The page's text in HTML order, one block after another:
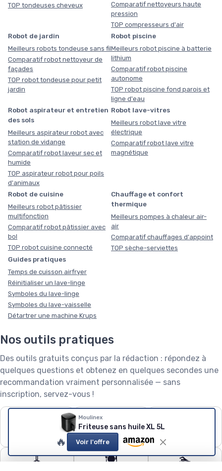
Moulinex
Friteuse sans huile XL 5L
🔥 Voir l'offre
TOP tondeuses cheveux
Comparatif nettoyeurs haute
pression
TOP compresseurs d'air
Robot de jardin
Meilleurs robots tondeuse sans fil
Comparatif robot nettoyeur de
façades
TOP robot tondeuse pour petit
jardin
Robot piscine
Meilleurs robot piscine à batterie
lithium
Comparatif robot piscine
autonome
TOP robot piscine fond parois et
ligne d'eau
Robot aspirateur et entretien
des sols
Meilleurs aspirateur robot avec
station de vidange
Comparatif robot laveur sec et
humide
TOP aspirateur robot pour poils
d'animaux
Robot lave-vitres
Meilleurs robot lave vitre
électrique
Comparatif robot lave vitre
magnétique
Robot de cuisine
Meilleurs robot pâtissier
multifonction
Comparatif robot pâtissier avec
bol
TOP robot cuisine connecté
Chauffage et confort
thermique
Meilleurs pompes à chaleur air-
air
Comparatif chauffages d'appoint
TOP sèche-serviettes
Guides pratiques
Temps de cuisson airfryer
Réinitialiser un lave-linge
Symboles du lave-linge
Symboles du lave-vaisselle
Détartrer une machine Krups
Nos outils pratiques
Des outils gratuits conçus par la rédaction : répondez à
quelques questions et obtenez en quelques secondes une
recommandation vraiment personnalisée — sans
inscription, servez-vous !
Capacité de lave-
linge
Robot tondeuse : le
🧹 🍽️ 🏊